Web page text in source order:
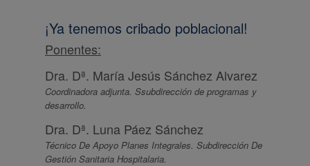
¡Ya tenemos cribado poblacional!
Ponentes:
Dra. Dª. María Jesús Sánchez Alvarez
Coordinadora adjunta. Ssubdirección de programas y
desarrollo.
Dra. Dª. Luna Páez Sánchez
Técnico De Apoyo Planes Integrales. Subdirección De
Gestión Sanitaria Hospitalaria.